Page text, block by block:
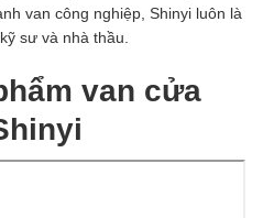
van công nghiệp, Shinyi luôn là
sư và nhà thầu.
van cửa